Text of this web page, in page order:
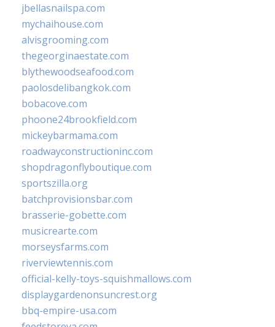
jbellasnailspa.com
mychaihouse.com
alvisgrooming.com
thegeorginaestate.com
blythewoodseafood.com
paolosdelibangkok.com
bobacove.com
phoone24brookfield.com
mickeybarmama.com
roadwayconstructioninc.com
shopdragonflyboutique.com
sportszilla.org
batchprovisionsbar.com
brasserie-gobette.com
musicrearte.com
morseysfarms.com
riverviewtennis.com
official-kelly-toys-squishmallows.com
displaygardenonsuncrest.org
bbq-empire-usa.com